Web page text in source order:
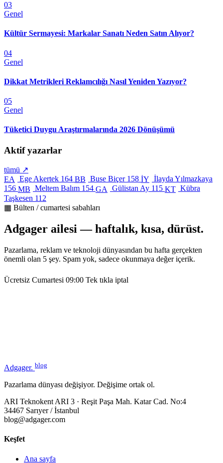
03
Genel
Kültür Sermayesi: Markalar Sanatı Neden Satın Alıyor?
04
Genel
Dikkat Metrikleri Reklamcılığı Nasıl Yeniden Yazıyor?
05
Genel
Tüketici Duygu Araştırmalarında 2026 Dönüşümü
Aktif yazarlar
tümü ↗
EA Ege Akertek 164 BB Buse Biçer 158 İY İlayda Yılmazkaya
156 MB Meltem Balım 154 GA Gülistan Ay 115 KT Kübra
Taşkesen 112
▦ Bülten / cumartesi sabahları
Adgager ailesi — haftalık, kısa, dürüst.
Pazarlama, reklam ve teknoloji dünyasından bu hafta gerçekten
önemli olan 5 şey. Spam yok, sadece okunmaya değer içerik.
Ücretsiz Cumartesi 09:00 Tek tıkla iptal
Adgager. blog
Pazarlama dünyası değişiyor. Değişime ortak ol.
ARI Teknokent ARI 3 · Reşit Paşa Mah. Katar Cad. No:4
34467 Sarıyer / İstanbul
blog@adgager.com
Keşfet
Ana sayfa